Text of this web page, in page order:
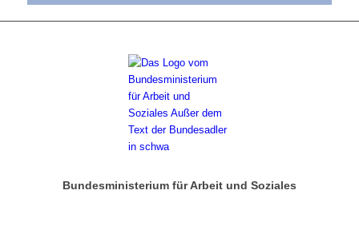
Bundesministerium für Arbeit und Soziales